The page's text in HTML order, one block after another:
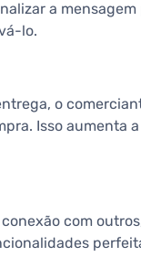
a
lo.
o
Isso aumenta a
com